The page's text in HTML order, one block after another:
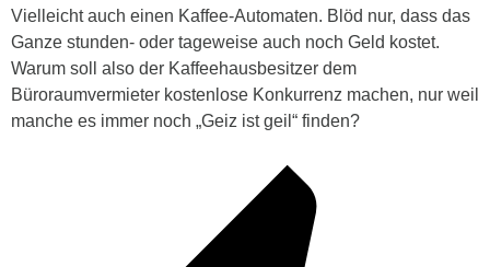
Vielleicht auch einen Kaffee-Automaten. Blöd nur, dass das
Ganze stunden- oder tageweise auch noch Geld kostet.
Warum soll also der Kaffeehausbesitzer dem
Büroraumvermieter kostenlose Konkurrenz machen, nur weil
manche es immer noch „Geiz ist geil“ finden?